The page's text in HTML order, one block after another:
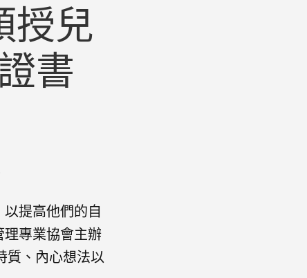
授兒
書
提高他們的自
專業協會主辦
質、內心想法以